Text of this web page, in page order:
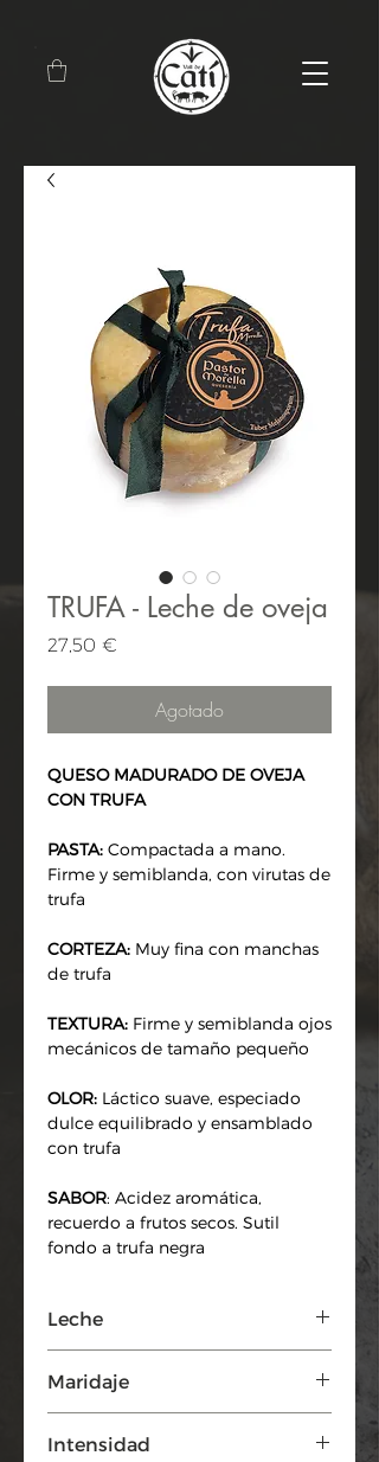
TRUFA - Leche de oveja
27,50 €
Agotado
QUESO MADURADO DE OVEJA
CON TRUFA
PASTA: Compactada a mano.
Firme y semiblanda, con virutas de
trufa
CORTEZA: Muy fina con manchas
de trufa
TEXTURA: Firme y semiblanda ojos
mecánicos de tamaño pequeño
OLOR: Láctico suave, especiado
dulce equilibrado y ensamblado
con trufa
SABOR: Acidez aromática,
recuerdo a frutos secos. Sutil
fondo a trufa negra
Leche
Maridaje
barrica.
Intensidad